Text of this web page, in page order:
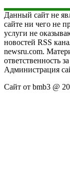
Данный сайт не
сайте ни чего не
услуги не
новостей RSS
newsru.com.
ответственность
Администрация
Сайт от bmb3 @